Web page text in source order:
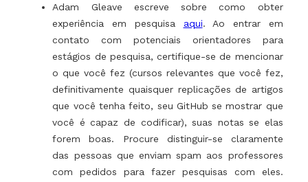
Adam Gleave escreve sobre como obter
experiência em pesquisa aqui. Ao entrar em
contato com potenciais orientadores para
estágios de pesquisa, certifique-se de mencionar
o que você fez (cursos relevantes que você fez,
definitivamente quaisquer replicações de artigos
que você tenha feito, seu GitHub se mostrar que
você é capaz de codificar), suas notas se elas
forem boas. Procure distinguir-se claramente
das pessoas que enviam spam aos professores
com pedidos para fazer pesquisas com eles.